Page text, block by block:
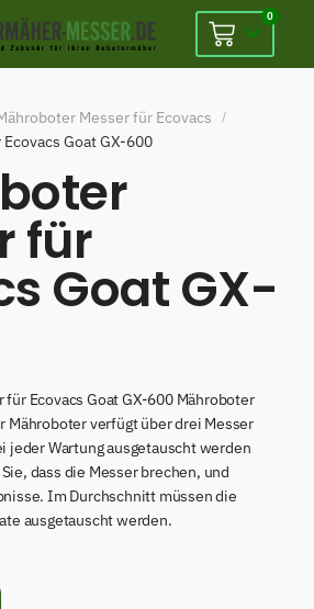
0
Messer für Ecovacs /
Goat GX-600
für
Goat GX-
Ecovacs Goat GX-600 Mähroboter
Mähroboter verfügt über drei Messer
jeder Wartung ausgetauscht werden
dass die Messer brechen, und
Im Durchschnitt müssen die
ausgetauscht werden.